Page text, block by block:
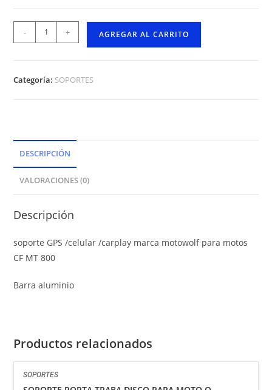
- + AGREGAR AL CARRITO
Categoría: SOPORTES
DESCRIPCIÓN
VALORACIONES (0)
Descripción
soporte GPS /celular /carplay marca motowolf para motos
CF MT 800
Barra aluminio
Productos relacionados
SOPORTES